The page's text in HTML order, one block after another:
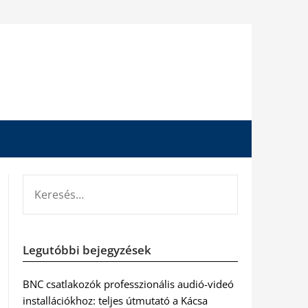
Legutóbbi bejegyzések
BNC csatlakozók professzionális audió-videó
installációkhoz: teljes útmutató a Kácsa